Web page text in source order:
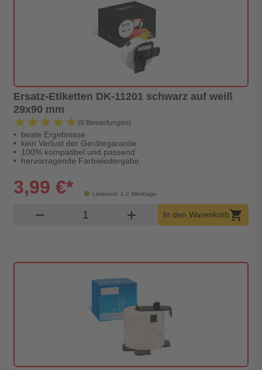
Ersatz-Etiketten DK-11201 schwarz auf weiß
29x90 mm
★★★★★
★★★★★ (9 Bewertungen)
beste Ergebnisse
kein Verlust der Gerätegarantie
100% kompatibel und passend
hervorragende Farbwiedergabe
Lieferzeit: 1-2 Werktage
3,99 €*
remove Produkt Warenkorb Menge
add In den Warenkorbshopping_cart